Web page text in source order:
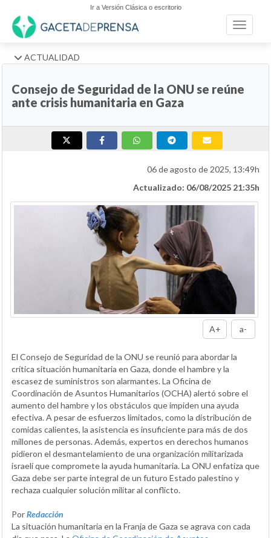
Ir a Versión Clásica o escritorio
Toggle
ACTUALIDAD
Consejo de Seguridad de la ONU se reúne
ante crisis humanitaria en Gaza
06 de agosto de 2025, 13:49h
Actualizado: 06/08/2025 21:35h
A+ a-
El Consejo de Seguridad de la ONU se reunió para abordar la
crítica situación humanitaria en Gaza, donde el hambre y la
escasez de suministros son alarmantes. La Oficina de
Coordinación de Asuntos Humanitarios (OCHA) alertó sobre el
aumento del hambre y los obstáculos que impiden una ayuda
efectiva. A pesar de esfuerzos limitados, como la distribución de
comidas calientes, la asistencia es insuficiente para más de dos
millones de personas. Además, expertos en derechos humanos
pidieron el desmantelamiento de una organización militarizada
israelí que compromete la ayuda humanitaria. La ONU enfatiza que
Gaza debe ser parte integral de un futuro Estado palestino y
rechaza cualquier solución militar al conflicto.
PorRedacción
La situación humanitaria en la Franja de Gaza se agrava con cada